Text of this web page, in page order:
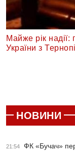
Майже рік надії:
України з
НОВИНИ
21:54 ФК «Бучач»